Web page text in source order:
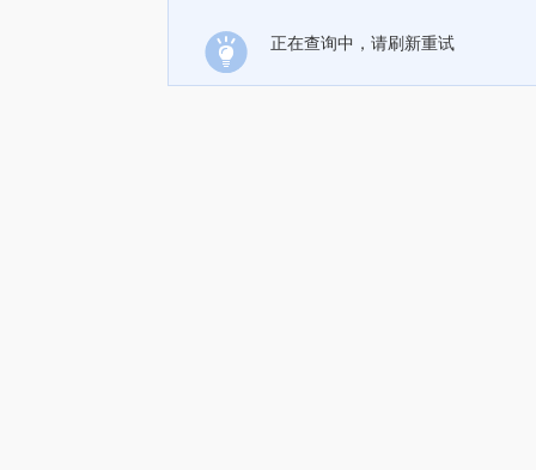
正在查询中，请刷新重试